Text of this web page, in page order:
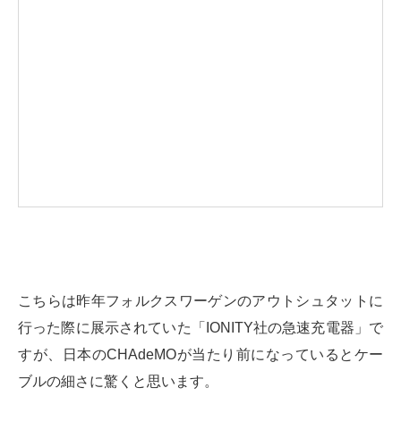
こちらは昨年フォルクスワーゲンのアウトシュタットに
行った際に展示されていた「IONITY社の急速充電器」で
すが、日本のCHAdeMOが当たり前になっているとケー
ブルの細さに驚くと思います。